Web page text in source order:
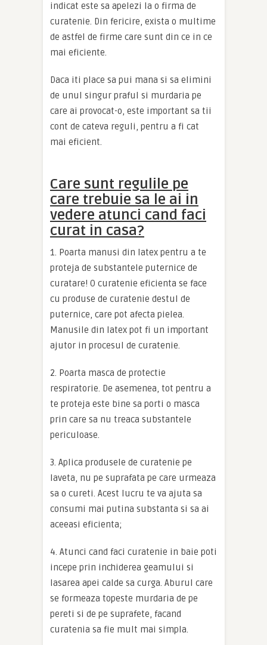
indicat este sa apelezi la o firma de
curatenie. Din fericire, exista o multime
de astfel de firme care sunt din ce in ce
mai eficiente.
Daca iti place sa pui mana si sa elimini
de unul singur praful si murdaria pe
care ai provocat-o, este important sa tii
cont de cateva reguli, pentru a fi cat
mai eficient.
Care sunt regulile pe
care trebuie sa le ai in
vedere atunci cand faci
curat in casa?
1. Poarta manusi din latex pentru a te
proteja de substantele puternice de
curatare! O curatenie eficienta se face
cu produse de curatenie destul de
puternice, care pot afecta pielea.
Manusile din latex pot fi un important
ajutor in procesul de curatenie.
2. Poarta masca de protectie
respiratorie. De asemenea, tot pentru a
te proteja este bine sa porti o masca
prin care sa nu treaca substantele
periculoase.
3. Aplica produsele de curatenie pe
laveta, nu pe suprafata pe care urmeaza
sa o cureti. Acest lucru te va ajuta sa
consumi mai putina substanta si sa ai
aceeasi eficienta;
4. Atunci cand faci curatenie in baie poti
incepe prin inchiderea geamului si
lasarea apei calde sa curga. Aburul care
se formeaza topeste murdaria de pe
pereti si de pe suprafete, facand
curatenia sa fie mult mai simpla.